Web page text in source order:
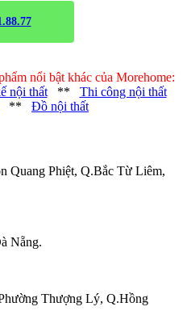
nổi bật khác của Morehome:
nội thất** Thi công nội thất
** Đồ nội thất
Quang Phiệt, Q.Bắc Từ Liêm,
Nẵng.
Thượng Lý, Q.Hồng